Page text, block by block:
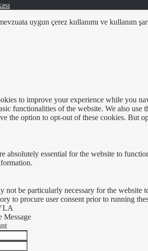
uygun çerez kullanımı ve kullanım
to improve your experience while you
functionalities of the website. We also
the option to opt-out of these cookies. But
absolutely essential for the website to
not be particularly necessary for the website
to procure user consent prior to running
Message